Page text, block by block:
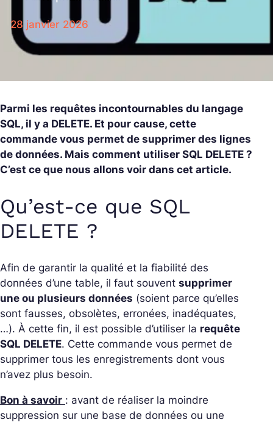
28 janvier 2026
Parmi les requêtes incontournables du langage
SQL, il y a DELETE. Et pour cause, cette
commande vous permet de supprimer des lignes
de données. Mais comment utiliser SQL DELETE ?
C’est ce que nous allons voir dans cet article.
Qu’est-ce que SQL
DELETE ?
Afin de garantir la qualité et la fiabilité des
données d’une table, il faut souvent supprimer
une ou plusieurs données (soient parce qu’elles
sont fausses, obsolètes, erronées, inadéquates,
…). À cette fin, il est possible d’utiliser la requête
SQL DELETE. Cette commande vous permet de
supprimer tous les enregistrements dont vous
n’avez plus besoin.
Bon à savoir : avant de réaliser la moindre
suppression sur une base de données ou une